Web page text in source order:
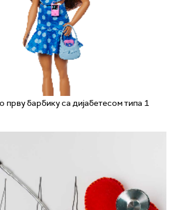
прву барбику са дијабетесом типа 1